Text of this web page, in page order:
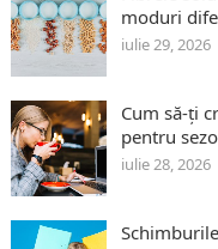
moduri
iulie 29, 2026
Cum să-ți
pentru
iulie 28, 2026